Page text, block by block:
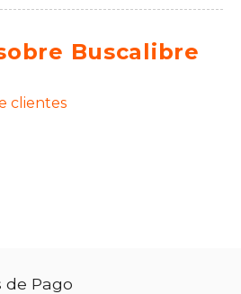
Buscalibre
clientes
de Pago